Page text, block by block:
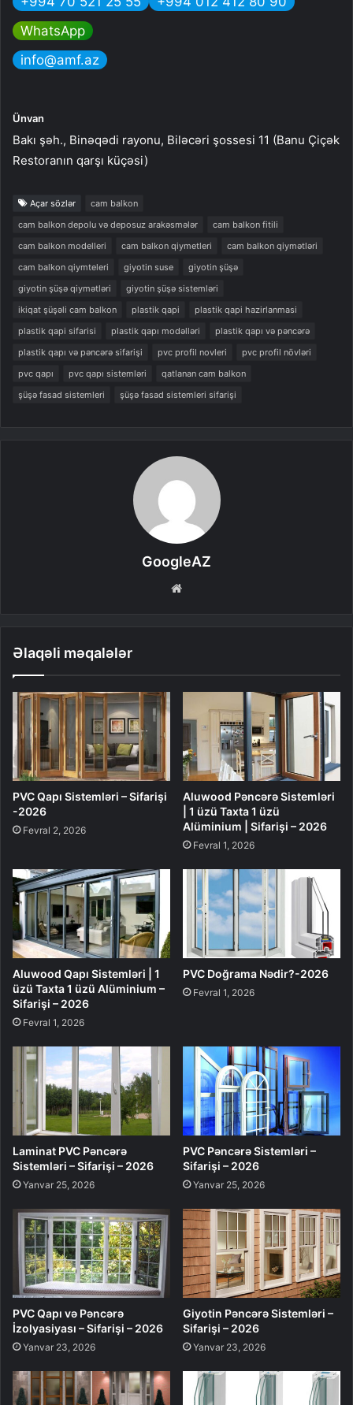
WhatsApp
info@amf.az
Ünvan
Bakı şəh., Binəqədi rayonu, Biləcəri şossesi 11 (Banu Çiçək
Restoranın qarşı küçəsi)
Açar sözlər
cam balkon
cam balkon depolu və deposuz arakəsmələr
cam balkon fitili
cam balkon modelleri
cam balkon qiymetleri
cam balkon qiymətləri
cam balkon qiymteleri
giyotin suse
giyotin şüşə
giyotin şüşə qiymətləri
giyotin şüşə sistemləri
ikiqat şüşəli cam balkon
plastik qapi
plastik qapi hazirlanmasi
plastik qapi sifarisi
plastik qapı modəlləri
plastik qapı və pəncərə
plastik qapı və pəncərə sifarişi
pvc profil novleri
pvc profil növləri
pvc qapı
pvc qapı sistemləri
qatlanan cam balkon
şüşə fasad sistemleri
şüşə fasad sistemleri sifarişi
GoogleAZ
Əlaqəli məqalələr
PVC Qapı Sistemləri – Sifarişi
-2026
Fevral 2, 2026
Aluwood Pəncərə Sistemləri
| 1 üzü Taxta 1 üzü
Alüminium | Sifarişi – 2026
Fevral 1, 2026
Aluwood Qapı Sistemləri | 1
üzü Taxta 1 üzü Alüminium –
Sifarişi – 2026
Fevral 1, 2026
PVC Doğrama Nədir?-2026
Fevral 1, 2026
Laminat PVC Pəncərə
Sistemləri – Sifarişi – 2026
Yanvar 25, 2026
PVC Pəncərə Sistemləri –
Sifarişi – 2026
Yanvar 25, 2026
PVC Qapı və Pəncərə
İzolyasiyası – Sifarişi – 2026
Yanvar 23, 2026
Giyotin Pəncərə Sistemləri –
Sifarişi – 2026
Yanvar 23, 2026